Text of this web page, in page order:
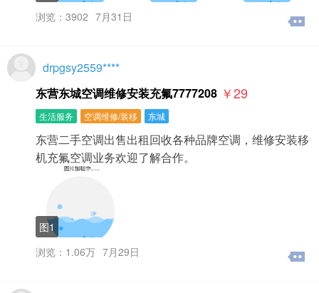
浏览：3902 7月31日
drpgsy2559****
东营东城空调维修安装充氟7777208 ￥29
生活服务 空调维修/装移 东城
东营二手空调出售出租回收各种品牌空调，维修安装移
机充氟空调业务欢迎了解合作。
图1
浏览：1.06万 7月29日